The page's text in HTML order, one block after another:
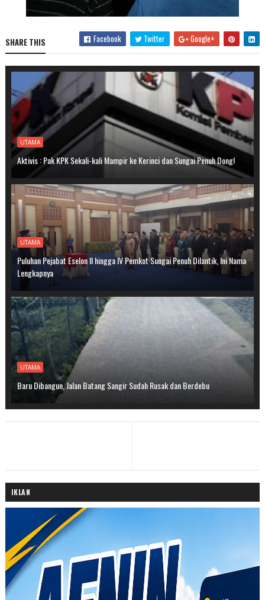
SHARE THIS Facebook Twitter Google+
UTAMA
Aktivis : Pak KPK Sekali-kali Mampir ke Kerinci dan Sungai Penuh Dong!
UTAMA
Puluhan Pejabat Eselon II hingga IV Pemkot Sungai Penuh Dilantik, Ini Nama
Lengkapnya
UTAMA
Baru Dibangun, Jalan Batang Sangir Sudah Rusak dan Berdebu
IKLAN